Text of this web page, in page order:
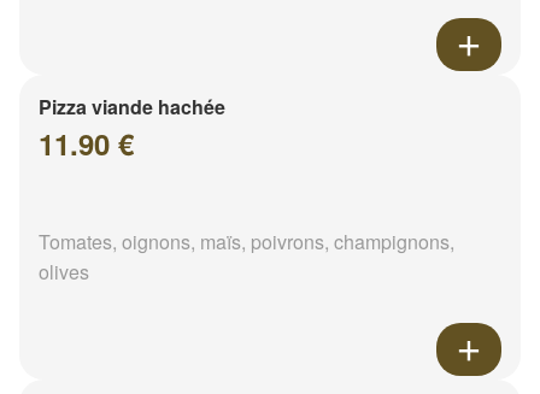
Pizza viande hachée
11.90 €
Tomates, oignons, maïs, poivrons, champignons,
olives